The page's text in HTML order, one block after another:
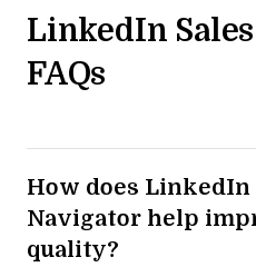
LinkedIn
FAQs
How does LinkedIn
Navigator help
quality?